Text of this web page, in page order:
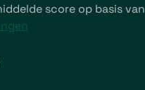
score op basis van